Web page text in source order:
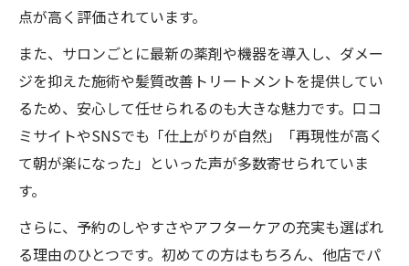
点が高く評価されています。
また、サロンごとに最新の薬剤や機器を導入し、ダメー
ジを抑えた施術や髪質改善トリートメントを提供してい
るため、安心して任せられるのも大きな魅力です。口コ
ミサイトやSNSでも「仕上がりが自然」「再現性が高く
て朝が楽になった」といった声が多数寄せられていま
す。
さらに、予約のしやすさやアフターケアの充実も選ばれ
る理由のひとつです。初めての方はもちろん、他店でパ